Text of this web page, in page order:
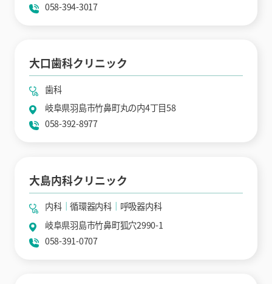
058-394-3017
大口歯科クリニック
歯科
岐阜県羽島市竹鼻町丸の内4丁目58
058-392-8977
大島内科クリニック
内科 循環器内科
呼吸器内科
岐阜県羽島市竹鼻町狐穴2990-1
058-391-0707